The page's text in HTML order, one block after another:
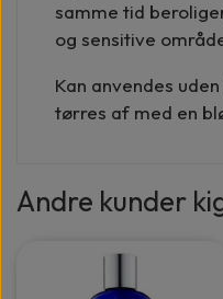
samme tid
og sensitive
Kan anvendes
tørres af med en
Andre kunder